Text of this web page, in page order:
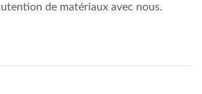
de matériaux avec nous.